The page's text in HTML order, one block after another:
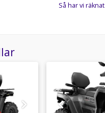
Så har vi räknat